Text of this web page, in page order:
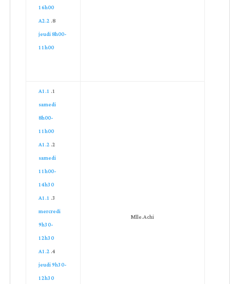
16h00
A2.2
jeudi 8h00-
11h00
Mlle.Achi
A1.1
samedi
8h00-
11h00
A1.2
samedi
11h00-
14h30
A1.1
mercredi
9h30-
12h30
A1.2
jeudi 9h30-
12h30